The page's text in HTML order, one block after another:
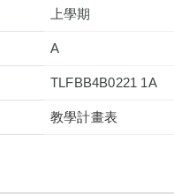
上學期
A
TLFBB4B0221 1A
教學計畫表